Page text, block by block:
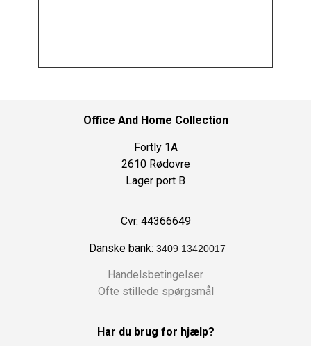
Office And Home Collection
Fortly 1A
2610 Rødovre
Lager port B
Cvr. 44366649
Danske bank: 3409 13420017
Handelsbetingelser
Ofte stillede spørgsmål
Har du brug for hjælp?